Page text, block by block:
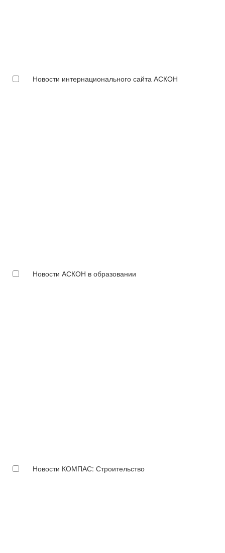
Новости интернационального сайта АСКОН
Новости АСКОН в образовании
Новости КОМПАС: Строительство